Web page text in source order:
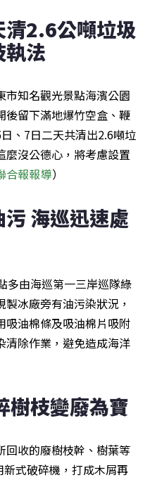
清2.6公噸垃圾
法
市知名觀光景點海濱公園
後留下滿地爆竹空盒、鞭
、7日二天共清出2.6噸垃
麼沒公德心，將考慮設置
合報報導）
海巡迅速處
多由海巡第一三岸巡隊綠
冰廠旁有油污染狀況，
吸油棉條及吸油棉片吸附
清除作業，避免造成海洋
樹枝變廢為寶
回收的廢樹枝幹、樹葉等
式破碎機，打成木屑再